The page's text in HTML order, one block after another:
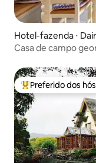
Hotel-fazenda ⋅
Casa de campo
Entre os melhores
Preferido dos